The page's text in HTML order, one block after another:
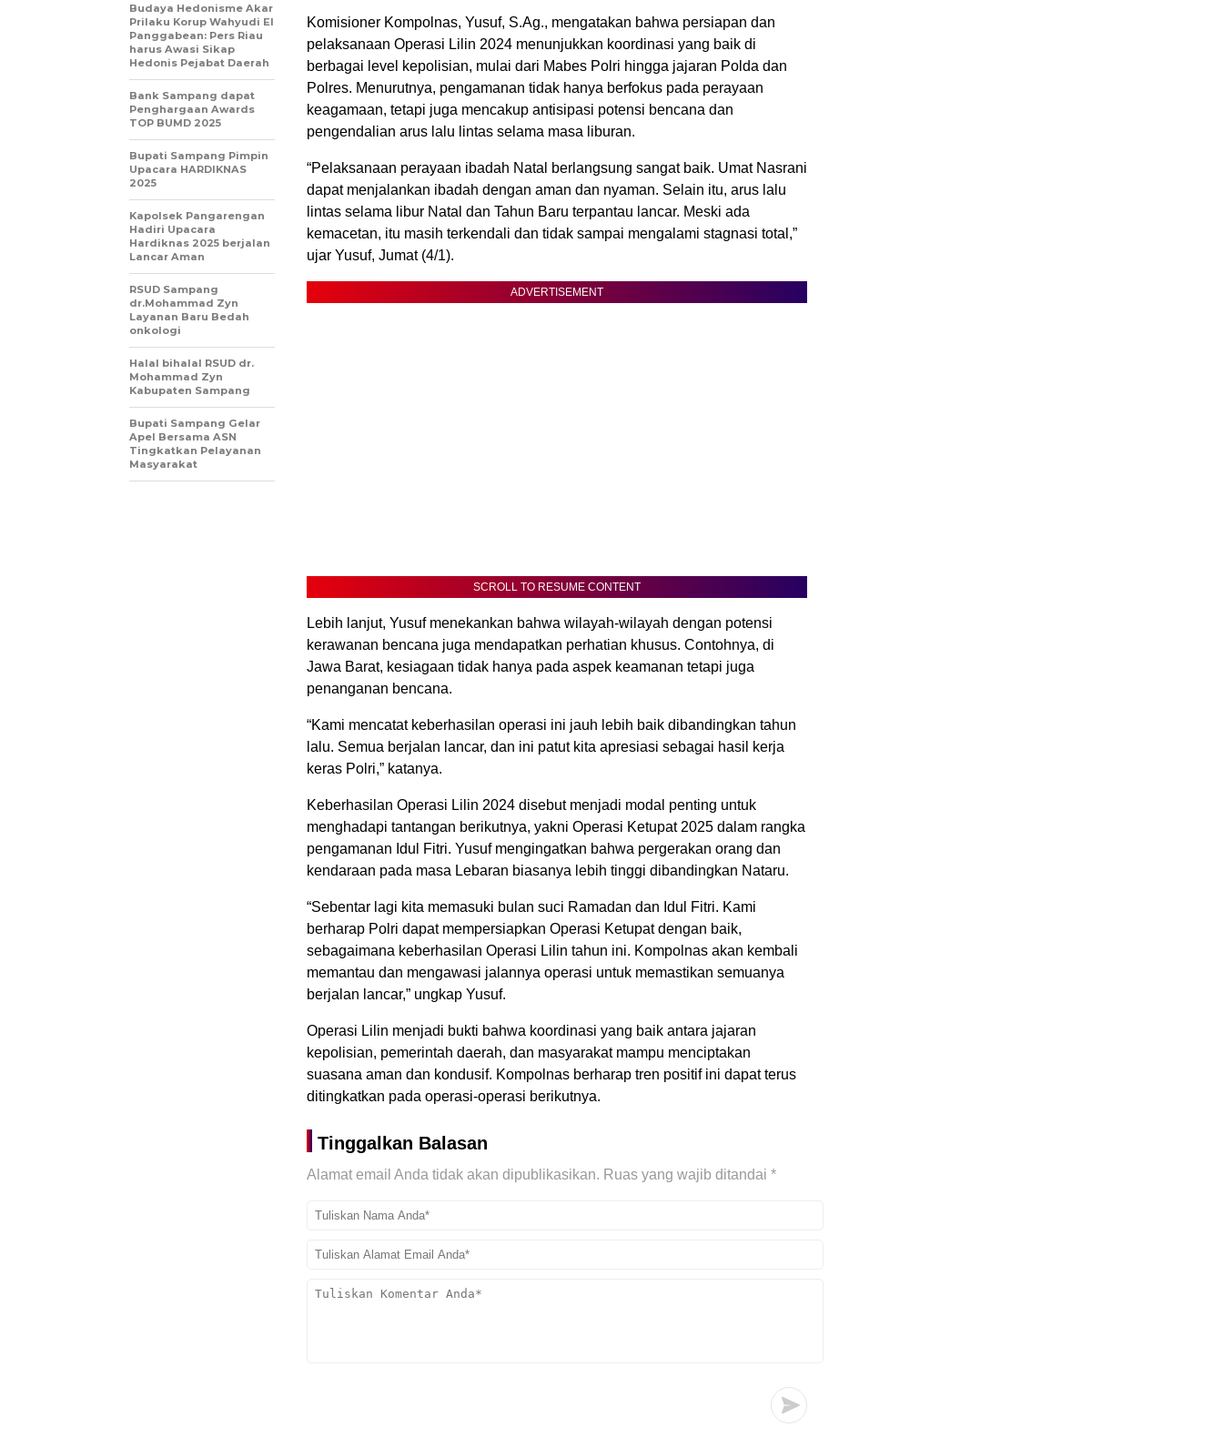
Komisioner Kompolnas, Yusuf, S.Ag., mengatakan bahwa persiapan dan
pelaksanaan Operasi Lilin 2024 menunjukkan koordinasi yang baik di
berbagai level kepolisian, mulai dari Mabes Polri hingga jajaran Polda dan
Polres. Menurutnya, pengamanan tidak hanya berfokus pada perayaan
keagamaan, tetapi juga mencakup antisipasi potensi bencana dan
pengendalian arus lalu lintas selama masa liburan.
“Pelaksanaan perayaan ibadah Natal berlangsung sangat baik. Umat Nasrani
dapat menjalankan ibadah dengan aman dan nyaman. Selain itu, arus lalu
lintas selama libur Natal dan Tahun Baru terpantau lancar. Meski ada
kemacetan, itu masih terkendali dan tidak sampai mengalami stagnasi total,”
ujar Yusuf, Jumat (4/1).
ADVERTISEMENT
SCROLL TO RESUME CONTENT
Lebih lanjut, Yusuf menekankan bahwa wilayah-wilayah dengan potensi
kerawanan bencana juga mendapatkan perhatian khusus. Contohnya, di
Jawa Barat, kesiagaan tidak hanya pada aspek keamanan tetapi juga
penanganan bencana.
“Kami mencatat keberhasilan operasi ini jauh lebih baik dibandingkan tahun
lalu. Semua berjalan lancar, dan ini patut kita apresiasi sebagai hasil kerja
keras Polri,” katanya.
Keberhasilan Operasi Lilin 2024 disebut menjadi modal penting untuk
menghadapi tantangan berikutnya, yakni Operasi Ketupat 2025 dalam rangka
pengamanan Idul Fitri. Yusuf mengingatkan bahwa pergerakan orang dan
kendaraan pada masa Lebaran biasanya lebih tinggi dibandingkan Nataru.
“Sebentar lagi kita memasuki bulan suci Ramadan dan Idul Fitri. Kami
berharap Polri dapat mempersiapkan Operasi Ketupat dengan baik,
sebagaimana keberhasilan Operasi Lilin tahun ini. Kompolnas akan kembali
memantau dan mengawasi jalannya operasi untuk memastikan semuanya
berjalan lancar,” ungkap Yusuf.
Operasi Lilin menjadi bukti bahwa koordinasi yang baik antara jajaran
kepolisian, pemerintah daerah, dan masyarakat mampu menciptakan
suasana aman dan kondusif. Kompolnas berharap tren positif ini dapat terus
ditingkatkan pada operasi-operasi berikutnya.
Tinggalkan Balasan
Alamat email Anda tidak akan dipublikasikan. Ruas yang wajib ditandai *
Budaya Hedonisme Akar
Prilaku Korup Wahyudi El
Panggabean: Pers Riau
harus Awasi Sikap
Hedonis Pejabat Daerah
Bank Sampang dapat
Penghargaan Awards
TOP BUMD 2025
Bupati Sampang Pimpin
Upacara HARDIKNAS
2025
Kapolsek Pangarengan
Hadiri Upacara
Hardiknas 2025 berjaIan
Lancar Aman
RSUD Sampang
dr.Mohammad Zyn
Layanan Baru Bedah
onkologi
Halal bihalal RSUD dr.
Mohammad Zyn
Kabupaten Sampang
Bupati Sampang Gelar
Apel Bersama ASN
Tingkatkan Pelayanan
Masyarakat